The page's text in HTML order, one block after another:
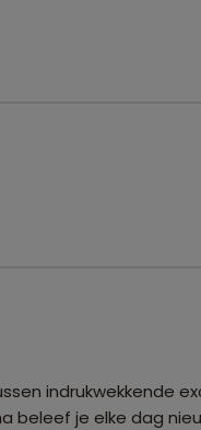
indrukwekkende
beleef je elke dag